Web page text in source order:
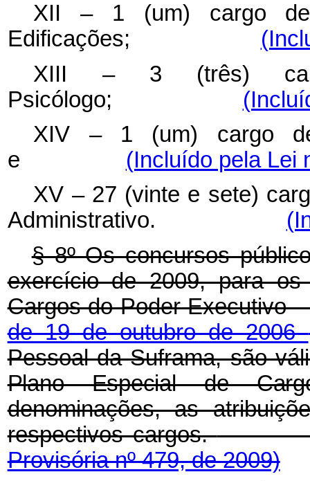
XII – 1 (um) cargo
Edificações;
XIII – 3 (três)
Psicólogo;
XIV – 1 (um) cargo
e (Incluído pela Lei
XV – 27 (vinte e sete)
Administrativo.
§ 8º Os concursos
exercício de 2009, para
Cargos do Poder Executivo
de 19 de outubro de 2006
Pessoal da Suframa, são
Plano Especial de
denominações, as
respectivos cargos.
Provisória nº 479, de 2009)